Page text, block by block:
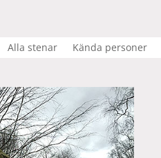
Alla stenar Kända personer